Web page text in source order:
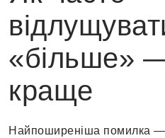
«більше»
краще
Найпоширеніша помилка